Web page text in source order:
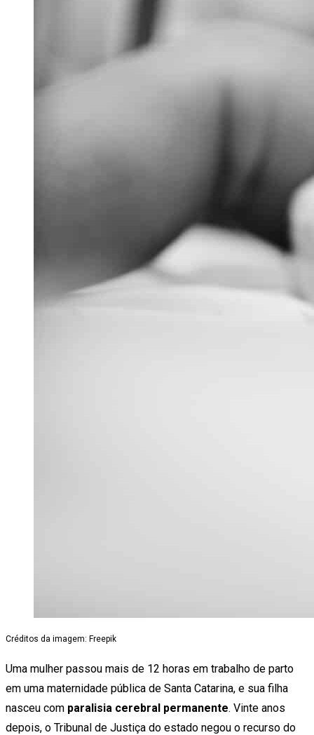
Créditos da imagem: Freepik
Uma mulher passou mais de 12 horas em trabalho de parto
em uma maternidade pública de Santa Catarina, e sua filha
nasceu com paralisia cerebral permanente. Vinte anos
depois, o Tribunal de Justiça do estado negou o recurso do